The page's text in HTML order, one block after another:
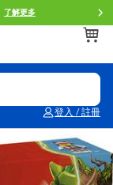
了解更多
登入 / 註冊